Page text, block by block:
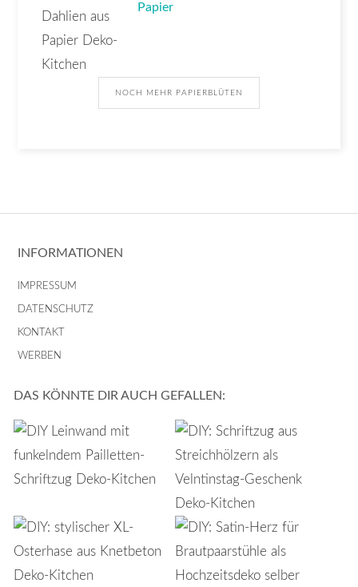
Papier
NOCH MEHR PAPIERBLÜTEN
INFORMATIONEN
IMPRESSUM
DATENSCHUTZ
KONTAKT
WERBEN
DAS KÖNNTE DIR AUCH GEFALLEN: